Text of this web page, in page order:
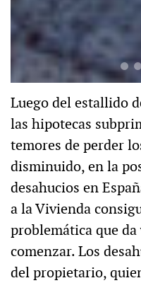
Luego del estallido
las hipotecas
temores de perder
disminuido, en la
desahucios en
a la Vivienda
problemática que
comenzar. Los
del propietario,